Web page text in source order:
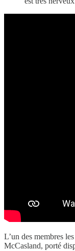
L’un des membres
McCasland, porté